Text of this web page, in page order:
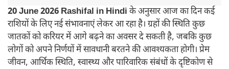
20 June 2026 Rashifal in Hindi के अनुसार आज का दिन कई
राशियों के लिए नई संभावनाएं लेकर आ रहा है। ग्रहों की स्थिति कुछ
जातकों को करियर में आगे बढ़ने का अवसर दे सकती है, जबकि कुछ
लोगों को अपने निर्णयों में सावधानी बरतने की आवश्यकता होगी। प्रेम
जीवन, आर्थिक स्थिति, स्वास्थ्य और पारिवारिक संबंधों के दृष्टिकोण से